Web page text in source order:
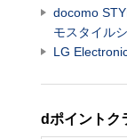
docomo
モスタイル
LG
dポイントク